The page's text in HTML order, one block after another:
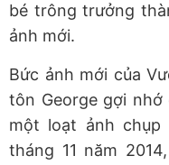
bé trông trưởng
ảnh mới.
Bức ảnh mới của
tôn George gợi nhớ
một loạt ảnh chụp
tháng 11 năm